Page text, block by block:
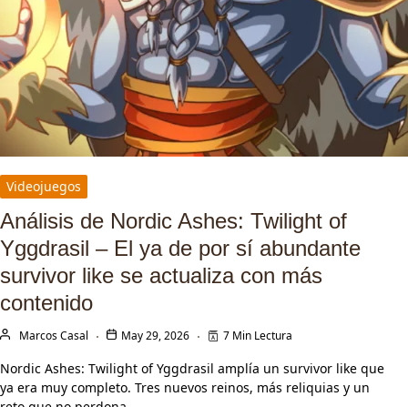
Videojuegos
Análisis de Nordic Ashes: Twilight of
Yggdrasil – El ya de por sí abundante
survivor like se actualiza con más
contenido
Marcos Casal May 29, 2026 7 Min Lectura
Nordic Ashes: Twilight of Yggdrasil amplía un survivor like que
ya era muy completo. Tres nuevos reinos, más reliquias y un